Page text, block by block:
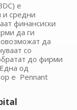
е
и средни
финансиски
да ги
да
со
до фирми
од
е Pennant